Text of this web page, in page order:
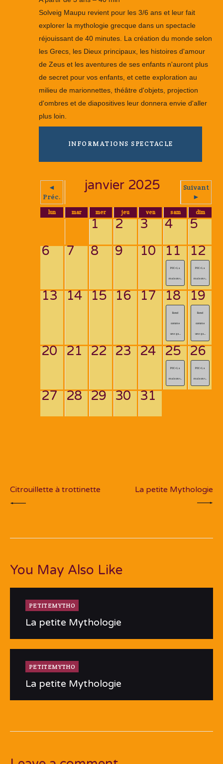
Solveig Maupu revient pour les 3/6 ans et leur fait
explorer la mythologie grecque dans un spectacle
réjouissant de 40 minutes. La création du monde selon
les Grecs, les Dieux principaux, les histoires d'amour
de Zeus et les aventures de ses enfants n'auront plus
de secret pour vos enfants, et cette exploration au
milieu de marionnettes, théâtre d'objets, projection
d'ombres et de diapositives leur donnera envie d'aller
plus loin.
INFORMATIONS SPECTACLE
◄
Préc.
janvier 2025
Suivant
►
lun mar mer jeu ven sam dim
1 2 3 4
5
6
7 8 9 10 11
POC « La
maison »...
12
POC « La
maison »...
13 14 15 16 17 18
Rond
comme
une ga...
19
Rond
comme
une ga...
20 21 22 23 24 25
POC « La
maison »...
26
POC « La
maison »...
27 28 29 30 31
Citrouillette à trottinette La petite Mythologie
You May Also Like
PETITEMYTHO
La petite Mythologie
PETITEMYTHO
La petite Mythologie